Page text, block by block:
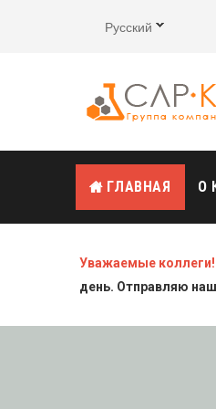
Русский
ГЛАВНАЯ О
Уважаемые
день. Отправляю